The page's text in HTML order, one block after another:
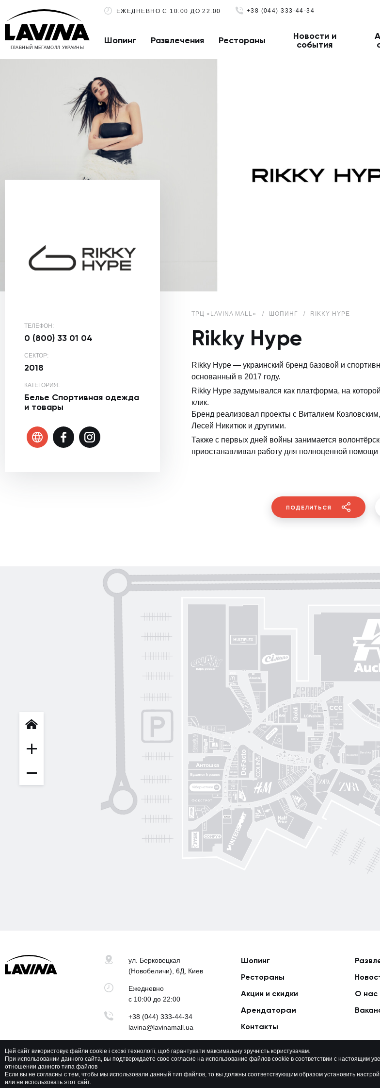
ГЛАВНЫЙ МЕГАМОЛЛ УКРАИНЫ
ЕЖЕДНЕВНО С 10:00 ДО 22:00 +38 (044) 333-44-34
Шопинг Развлечения Рестораны
Новости и
события
ТЕЛЕФОН:
0 (800) 33 01 04
СЕКТОР:
2018
КАТЕГОРИЯ:
Белье Спортивная одежда
и товары
ТРЦ «LAVINA MALL» ШОПИНГ RIKKY HYPE
Rikky Hype
Rikky Hype — украинский бренд базовой и
основанный в 2017 году.
Rikky Hype задумывался как платформа, на
клик.
Бренд реализовал проекты с Виталием
Лесей Никитюк и другими.
Также с первых дней войны занимается
приостанавливал работу для полноценной
ПОДЕЛИТЬСЯ
Авіація Галичини
Sкріпка
Lefard
Intimissimi UOMO
Blisk
Gorgany
Gorenje
Proзріння
Mariani Italy
OSCAR
Sushi Nice
ул. Берковецкая
(Новобеличи), 6Д, Киев
Ежедневно
с 10:00 до 22:00
+38 (044) 333-44-34
lavina@lavinamall.ua
Шопинг
Рестораны
Акции и скидки
О нас
Арендаторам
Контакты
Lavina Mall © 2026 Все права защищены
Цей сайт використовує файли cookie і схожі технології, щоб гарантувати максимальну зручність користувачам.
При использовании данного сайта, вы подтверждаете свое согласие на использование файлов cookie в соответствии с настоящим
отношении данного типа файлов
Если вы не согласны с тем, чтобы мы использовали данный тип файлов, то вы должны соответствующим образом установить
или не использовать этот сайт.